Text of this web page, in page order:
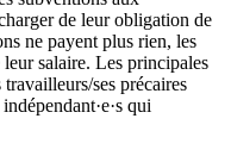
de leur obligation de
ne payent plus rien, les
leur salaire. Les principales
ses précaires
qui